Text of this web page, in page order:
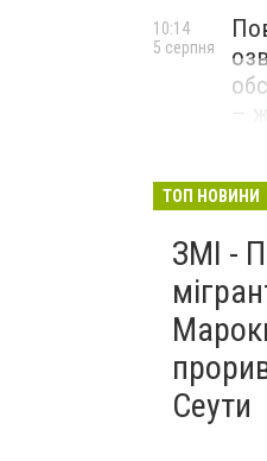
–
10:14
5 серпня
ТОП НОВИНИ
ЗМІ -
Сеути